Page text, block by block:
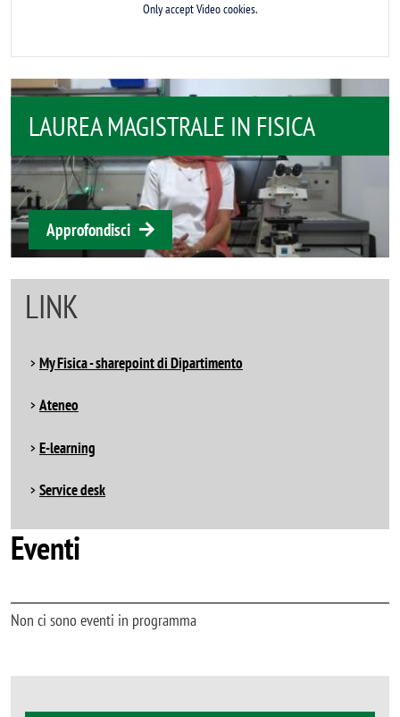
Only accept Video cookies.
PERCHÉ ISCRIVERSI A FISICA
Approfondisci
LINK
My Fisica - sharepoint di Dipartimento
Ateneo
E-learning
Service desk
Eventi
Non ci sono eventi in programma